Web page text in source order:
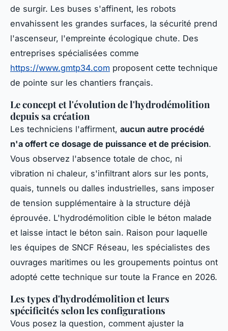
de surgir. Les buses s'affinent, les robots
envahissent les grandes surfaces, la sécurité prend
l'ascenseur, l'empreinte écologique chute. Des
entreprises spécialisées comme
https://www.gmtp34.com proposent cette technique
de pointe sur les chantiers français.
Le concept et l'évolution de l'hydrodémolition
depuis sa création
Les techniciens l'affirment, aucun autre procédé
n'a offert ce dosage de puissance et de précision.
Vous observez l'absence totale de choc, ni
vibration ni chaleur, s'infiltrant alors sur les ponts,
quais, tunnels ou dalles industrielles, sans imposer
de tension supplémentaire à la structure déjà
éprouvée. L'hydrodémolition cible le béton malade
et laisse intact le béton sain. Raison pour laquelle
les équipes de SNCF Réseau, les spécialistes des
ouvrages maritimes ou les groupements pointus ont
adopté cette technique sur toute la France en 2026.
Les types d'hydrodémolition et leurs
spécificités selon les configurations
Vous posez la question, comment ajuster la